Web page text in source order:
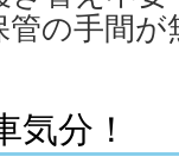
の手間
分！